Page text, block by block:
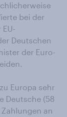
bei der
Deutschen
der Euro-
Europa sehr
Deutsche (58
an